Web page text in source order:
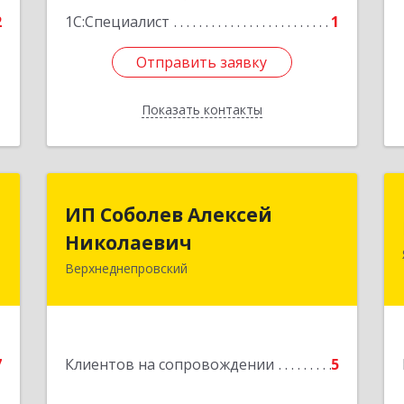
1С:Специалист
1
Отправить заявку
Показать контакты
Отправить заявку
Назад
ИП Соболев Алексей
Николаевич
Верхнеднепровский
Клиентов на сопровождении 5
ИП Соболев Алексей
Николаевич